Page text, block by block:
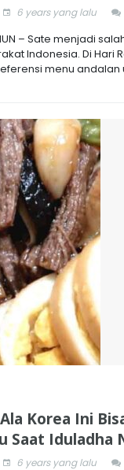
6 years yang lalu
– Sate menjadi
Indonesia. Di Hari
menu andalan
Korea Ini
Saat Iduladha
6 years yang lalu